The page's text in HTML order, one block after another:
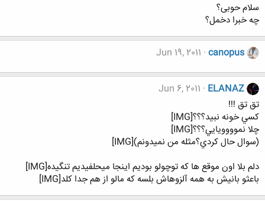
سلام حوبی؟
چه خبرا دخمل؟
canopus
Jun 19, 2011
ELANAZ
Jun 6, 2011
تق تق !!!
كسي خونه نبيد؟؟؟[IMG]
چلا نموووويايي؟؟؟[IMG]
(سوال حال كردي؟مثله من نميدونم)[IMG]
دلم بلا اون موقع ها كه توچولو بوديم اينجا ميحلفيديم تنگيده[IMG]
باعثو بانيش به همه آلزوهاش بلسه كه مالو از هم جدا كلد[IMG]